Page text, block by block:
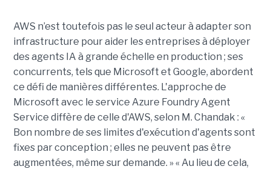
AWS n’est toutefois pas le seul acteur à adapter son
infrastructure pour aider les entreprises à déployer
des agents IA à grande échelle en production ; ses
concurrents, tels que Microsoft et Google, abordent
ce défi de manières différentes. L'approche de
Microsoft avec le service Azure Foundry Agent
Service diffère de celle d'AWS, selon M. Chandak : «
Bon nombre de ses limites d'exécution d'agents sont
fixes par conception ; elles ne peuvent pas être
augmentées, même sur demande. » « Au lieu de cela,